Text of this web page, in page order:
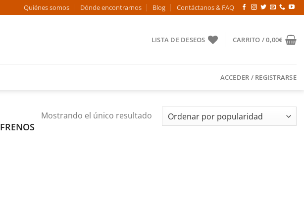
Quiénes somos Dónde encontrarnos Blog Contáctanos & FAQ
LISTA DE DESEOS CARRITO /0,00€
ACCEDER / REGISTRARSE
FRENOS
Mostrando el único resultado